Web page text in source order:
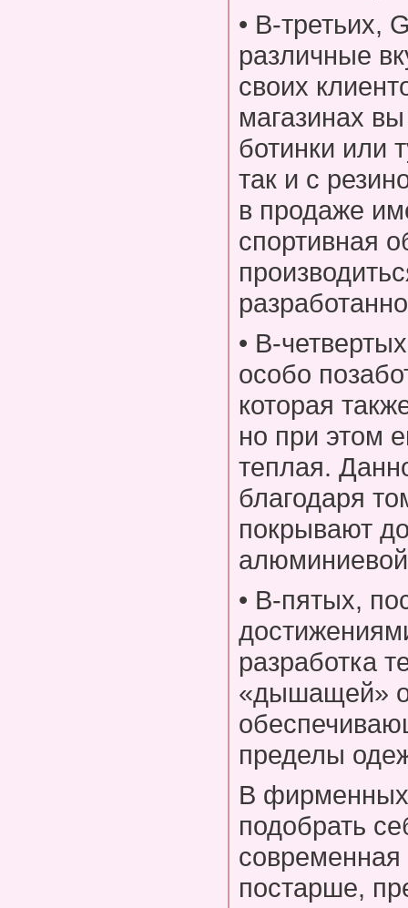
• В-третьих,
различные
своих
магазинах
ботинки или
так и с
в продаже
спортивная
• В-
особо
которая
но при этом
теплая.
благодаря
покрывают
• В-пятых,
разработка
«дышащей»
пределы
В фирменных
подобрать
постарше,